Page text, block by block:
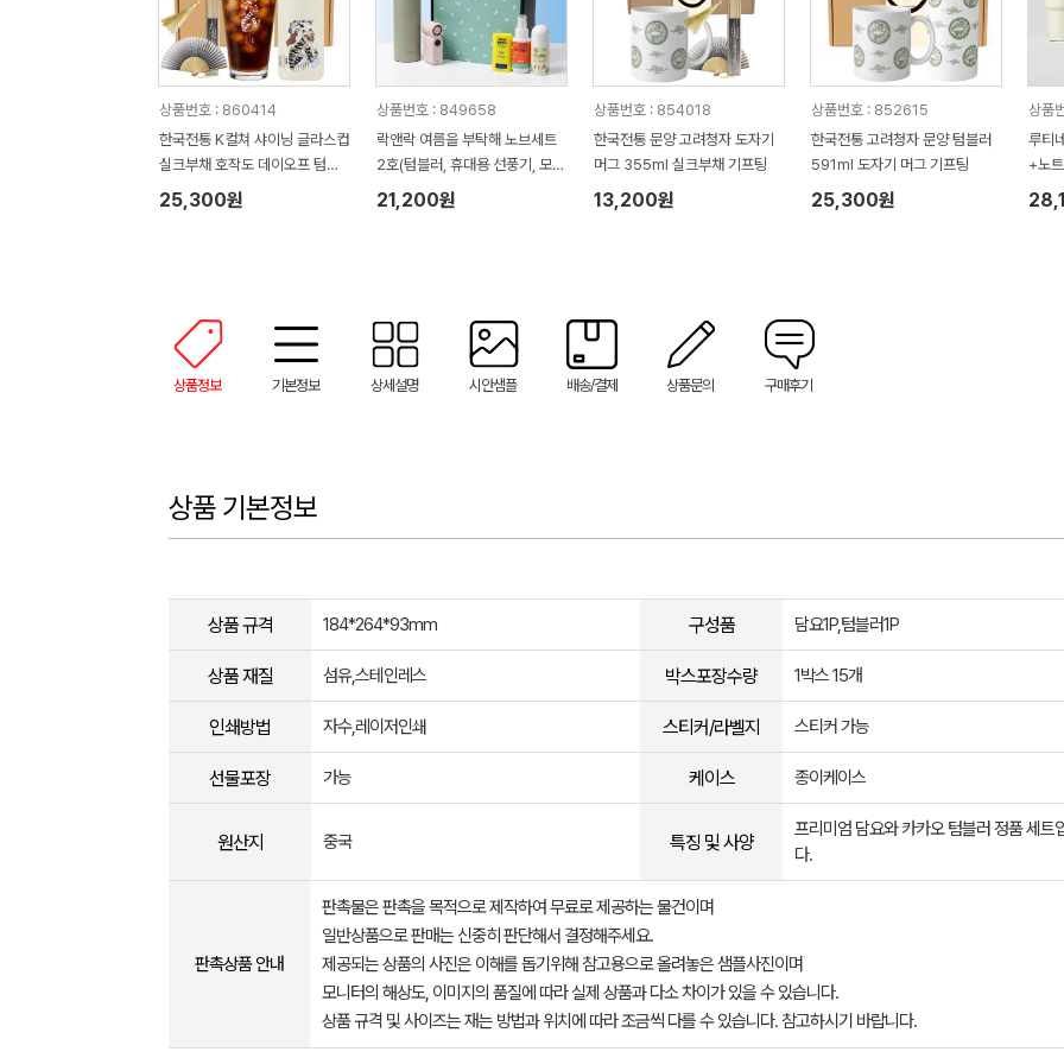
상품번호 : 860414
한국전통 K컬쳐 샤이닝 글라스컵
실크부채 호작도 데이오프 텀블
러 350ml 기프팅
25,300원
상품번호 : 849658
락앤락 여름을 부탁해 노브세트
2호(텀블러, 휴대용 선풍기, 모기
기피제, 썬스틱)
21,200원
상품번호 : 854018
한국전통 문양 고려청자 도자기
머그 355ml 실크부채 기프팅
13,200원
상품번호 : 852615
한국전통 고려청자 문양 텀블러
591ml 도자기 머그 기프팅
25,300원
상품
루티
+노
터리
상품정보 기본정보 상세설명 시안샘플 배송/결제 상품문의 구매후기
상품 기본정보
상품 규격 184*264*93mm 구성품 담요1P,텀블러1P
상품 재질 섬유,스테인레스 박스포장수량 1박스 15개
인쇄방법 자수,레이저인쇄 스티커/라벨지 스티커 가능
선물포장 가능 케이스 종이케이스
원산지 중국 특징 및 사양
프리미엄 담요와 카카오 텀블러 정품 세트
다.
판촉상품 안내
판촉물은 판촉을 목적으로 제작하여 무료로 제공하는 물건이며
일반상품으로 판매는 신중히 판단해서 결정해주세요.
제공되는 상품의 사진은 이해를 돕기위해 참고용으로 올려놓은 샘플사진이며
모니터의 해상도, 이미지의 품질에 따라 실제 상품과 다소 차이가 있을 수 있습니다.
상품 규격 및 사이즈는 재는 방법과 위치에 따라 조금씩 다를 수 있습니다. 참고하시기 바랍니다.